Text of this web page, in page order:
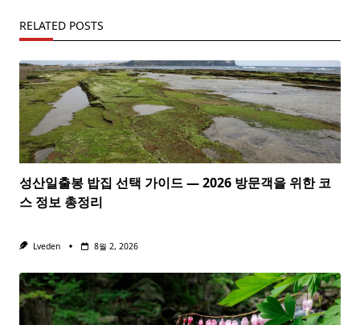
RELATED POSTS
성산일출봉 밥집 선택 가이드 — 2026 방문객을 위한 코
스 정보 총정리
Lveden 8월 2, 2026